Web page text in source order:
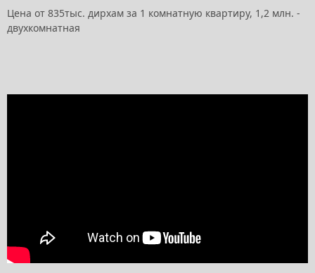
Цена от 835тыс. дирхам за 1 комнатную квартиру, 1,2 млн. -
двухкомнатная